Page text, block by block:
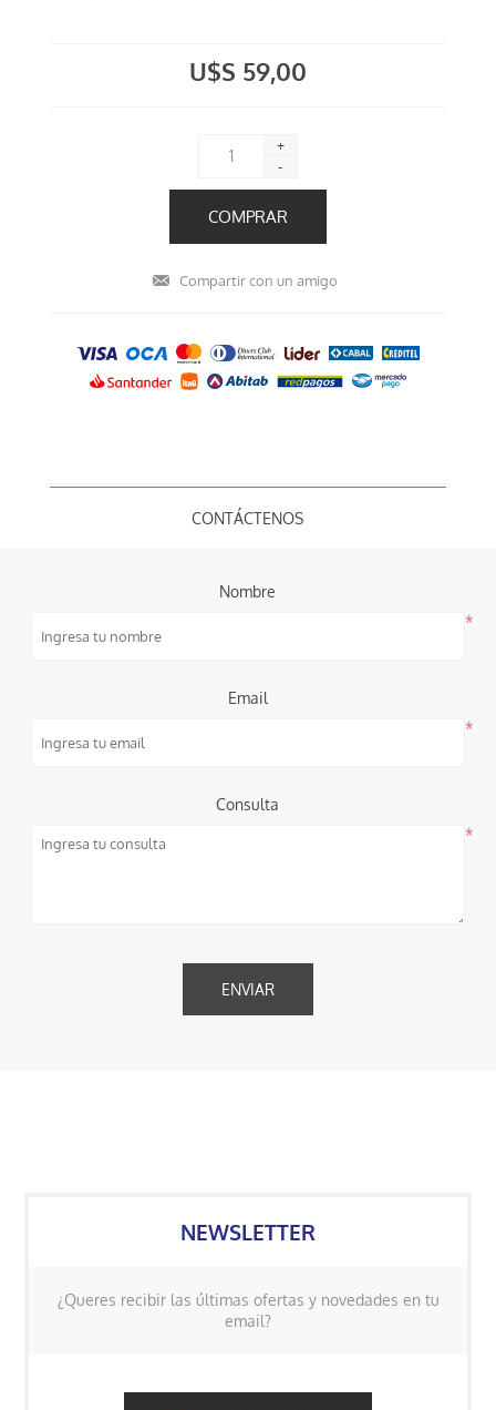
U$S 59,00
+
-
CONTÁCTENOS
Nombre
*
Email
*
Consulta
*
NEWSLETTER
¿Queres recibir las últimas ofertas y novedades en tu
email?